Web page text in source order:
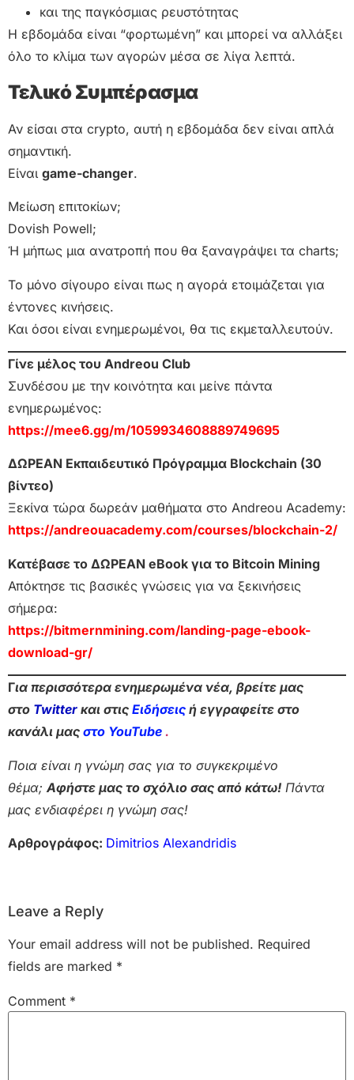
και της παγκόσμιας ρευστότητας
Η εβδομάδα είναι “φορτωμένη” και μπορεί να αλλάξει
όλο το κλίμα των αγορών μέσα σε λίγα λεπτά.
Τελικό Συμπέρασμα
Αν είσαι στα crypto, αυτή η εβδομάδα δεν είναι απλά
σημαντική.
Είναι game-changer.
Μείωση επιτοκίων;
Dovish Powell;
Ή μήπως μια ανατροπή που θα ξαναγράψει τα charts;
Το μόνο σίγουρο είναι πως η αγορά ετοιμάζεται για
έντονες κινήσεις.
Και όσοι είναι ενημερωμένοι, θα τις εκμεταλλευτούν.
Γίνε μέλος του Andreou Club
Συνδέσου με την κοινότητα και μείνε πάντα
ενημερωμένος:
https://mee6.gg/m/1059934608889749695
ΔΩΡΕΑΝ Εκπαιδευτικό Πρόγραμμα Blockchain (30
βίντεο)
Ξεκίνα τώρα δωρεάν μαθήματα στο Andreou Academy:
https://andreouacademy.com/courses/blockchain-2/
Κατέβασε το ΔΩΡΕΑΝ eBook για το Bitcoin Mining
Απόκτησε τις βασικές γνώσεις για να ξεκινήσεις
σήμερα:
https://bitmernmining.com/landing-page-ebook-
download-gr/
Για περισσότερα ενημερωμένα νέα, βρείτε μας
στο Twitter και στις Ειδήσεις ή εγγραφείτε στο
κανάλι μας στο YouTube .
Ποια είναι η γνώμη σας για το συγκεκριμένο
θέμα; Αφήστε μας το σχόλιο σας από κάτω! Πάντα
μας ενδιαφέρει η γνώμη σας!
Αρθρογράφος: Dimitrios Alexandridis
Leave a Reply
Your email address will not be published. Required
fields are marked *
Comment *